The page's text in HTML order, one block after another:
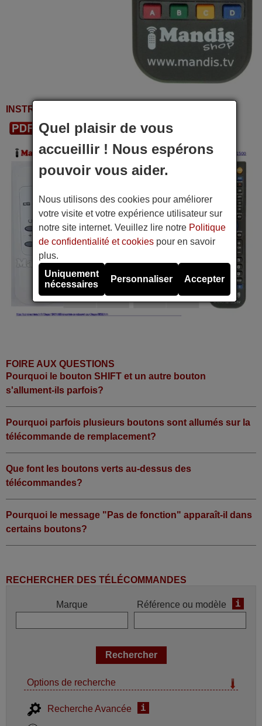
INSTRUCTIONS D'UTILISATION
Télécharger le PDF
FOIRE AUX QUESTIONS
Pourquoi le bouton SHIFT et un autre bouton
s'allument-ils parfois?
Pourquoi parfois plusieurs boutons sont allumés sur la
télécommande de remplacement?
Que font les boutons verts au-dessus des
télécommandes?
Pourquoi le message "Pas de fonction" apparaît-il dans
certains boutons?
RECHERCHER DES TÉLÉCOMMANDES
Marque Référence ou modèle i
Options de recherche
Recherche Avancée i
Quel plaisir de vous
accueillir ! Nous espérons
pouvoir vous aider.
Nous utilisons des cookies pour améliorer
votre visite et votre expérience utilisateur sur
notre site internet. Veuillez lire notre Politique
de confidentialité et cookiespour en savoir
plus.
Uniquement
nécessaires
Personnaliser Accepter